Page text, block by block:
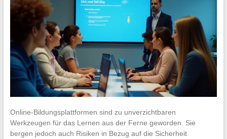
Online-Bildungsplattformen sind zu unverzichtbaren
Werkzeugen für das Lernen aus der Ferne geworden. Sie
bergen jedoch auch Risiken in Bezug auf die Sicherheit